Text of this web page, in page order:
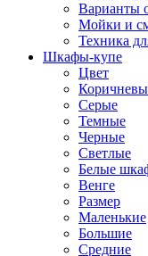
Варианты
Мойки и
Техника
Шкафы-купе
Цвет
Серые
Темные
Черные
Светлые
Белые
Венге
Размер
Маленькие
Большие
Средние